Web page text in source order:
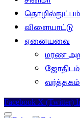
தொழில்நுட்பம்
விளையாட்டு
ஏனையவை
மரண
ஜோதிடம்
வர்த்தகம்
Facebook X (Twitter)